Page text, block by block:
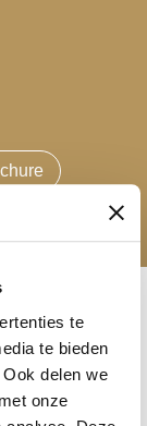
te
te bieden
delen we
onze